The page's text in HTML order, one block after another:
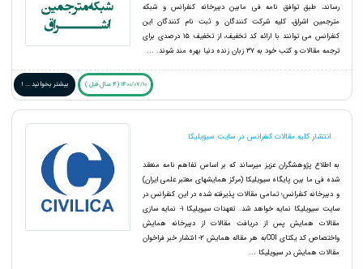
رساند، طبق توافق نامه فی مابین دبیرخانه کنفرانس و شبکه
مترجمین اشراق، کلیه شرکت کنندگان و ثبت نام کنندگان این
کنفرانس می توانند با ارائه کد تخفیف، از تخفیف ۱۵ درصدی برای
ترجمه مقالات و کتب خود به ۳۷ زبان زنده دنیا بهره مند شوند. ...
1400/07/10 (4 سال قبل ) بیشتر بخوانید ... !
انتشار کلیه مقالات کنفرانس در سایت سیویلیکا
به اطلاع پژوهشگران عزیز میرساند که بر اساس تفاهم نامه منعقد
شده فی ما بین پایگاه سیویلیکا (مرکز همایشهای معتبر علمی ایران)
و دبیرخانه کنفرانس؛ تمامی مقالات پذیرفته شده در این کنفرانس در
سایت سیویلیکا نمایه خواهد شد. تعهدات سیویلیکا 1- نمایه سازی
مقالات همایش پس از دریافت مقالات از دبیرخانه همایش
واختصاص کد یکتای COIبه هر مقاله همایش 2- انتشار خبر فراخوان
مقالات همایش در سیویلیکا ...